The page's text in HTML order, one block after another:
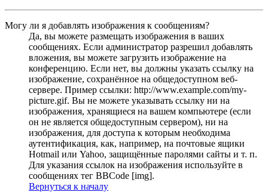
Могу ли я добавлять изображения к сообщениям?
Да, вы можете размещать изображения в ваших
сообщениях. Если администратор разрешил добавлять
вложения, вы можете загрузить изображение на
конференцию. Если нет, вы должны указать ссылку на
изображение, сохранённое на общедоступном веб-
сервере. Пример ссылки: http://www.example.com/my-
picture.gif. Вы не можете указывать ссылку ни на
изображения, хранящиеся на вашем компьютере (если
он не является общедоступным сервером), ни на
изображения, для доступа к которым необходима
аутентификация, как, например, на почтовые ящики
Hotmail или Yahoo, защищённые паролями сайты и т. п.
Для указания ссылок на изображения используйте в
сообщениях тег BBCode [img].
Вернуться к началу